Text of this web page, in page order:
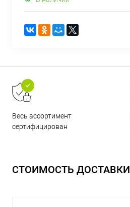
Весь ассортимент
сертифицирован
СТОИМОСТЬ ДОСТАВКИ